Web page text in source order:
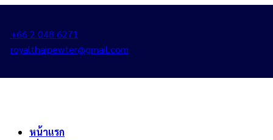
+66 2 048 6271
royalthaipewter@gmail.com
หน้าแรก